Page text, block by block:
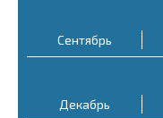
Сентябрь
Декабрь